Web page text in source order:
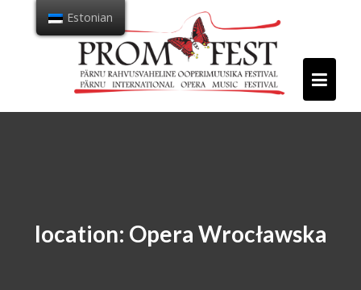
location: Opera Wrocławska
Estonian